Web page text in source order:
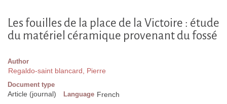
Les fouilles de la place de la Victoire : étude
du matériel céramique provenant du fossé
Author
Regaldo-saint blancard, Pierre
Document type
Article (journal) Language French